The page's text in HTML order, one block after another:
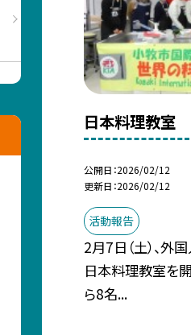
日本料理教室
公開日 2026/02/12
更新日 2026/02/12
活動報告
2月7日（土）、外
日本料理教室を
ら8名...